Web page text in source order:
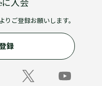
に入会
りご登録お願いします。
録